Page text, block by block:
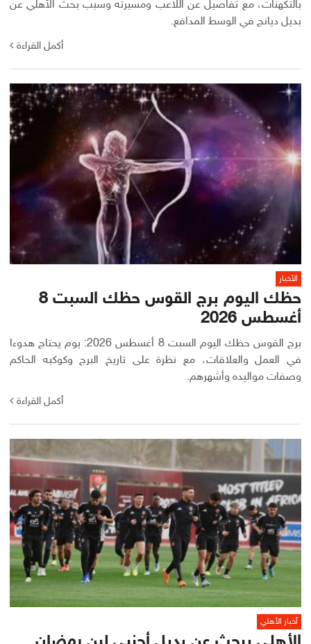
بالتكهنات، مع تفاصيل عن اللاعب ومسيرته وسبب بحث الأهلي عن
بديل ديانج في الوسط المدافع.
أكمل القراءة
الأخبار
حظك اليوم برج القوس حظك السبت 8
أغسطس 2026
برج القوس حظك اليوم السبت 8 أغسطس 2026: يوم يحتاج هدوءا
في العمل والعلاقات، مع نظرة على تاريخ البرج وكوكبه الحاكم
وصفات مواليده وأشهرهم.
أكمل القراءة
أخبار الأهلي